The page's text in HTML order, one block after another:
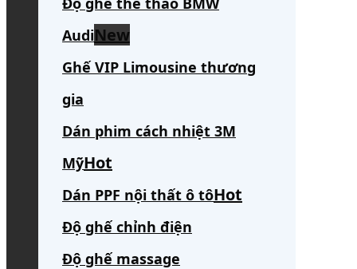
Audi
Ghế VIP Limousine thương
gia
Dán phim cách nhiệt 3M
Mỹ
Dán PPF nội thất ô tô
Độ ghế chỉnh điện
Độ ghế massage